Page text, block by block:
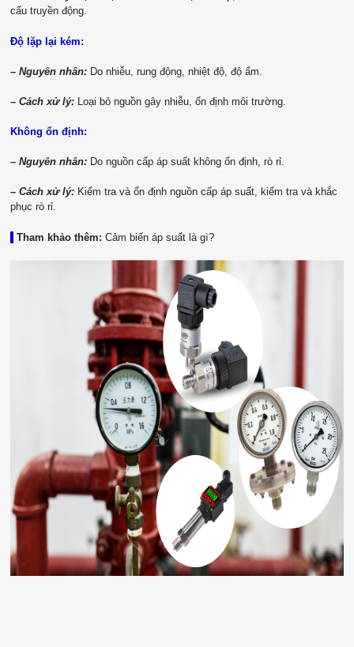
cấu truyền động.
Độ lặp lại kém:
– Nguyên nhân:Do nhiễu, rung động, nhiệt độ, độ ẩm.
– Cách xử lý:Loại bỏ nguồn gây nhiễu, ổn định môi trường.
Không ổn định:
– Nguyên nhân: Do nguồn cấp áp suất không ổn định, rò rỉ.
– Cách xử lý:Kiểm tra và ổn định nguồn cấp áp suất, kiểm tra và khắc
phục rò rỉ.
Tham khảo thêm: Cảm biến áp suất là gì?